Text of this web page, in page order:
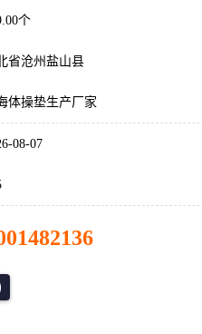
个
省沧州盐山县
体操垫生产厂家
08-07